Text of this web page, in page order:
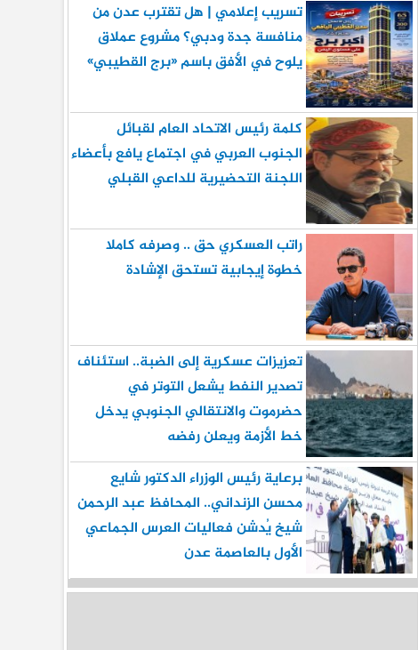
تسريب إعلامي | هل تقترب عدن من
منافسة جدة ودبي؟ مشروع عملاق
يلوح في الأفق باسم «برج القطيبي»
كلمة رئيس الاتحاد العام لقبائل
الجنوب العربي في اجتماع يافع بأعضاء
اللجنة التحضيرية للداعي القبلي
راتب العسكري حق .. وصرفه كاملا
خطوة إيجابية تستحق الإشادة
تعزيزات عسكرية إلى الضبة.. استئناف
تصدير النفط يشعل التوتر في
حضرموت والانتقالي الجنوبي يدخل
خط الأزمة ويعلن رفضه
برعاية رئيس الوزراء الدكتور شايع
محسن الزنداني.. المحافظ عبد الرحمن
شيخ يُدشن فعاليات العرس الجماعي
الأول بالعاصمة عدن